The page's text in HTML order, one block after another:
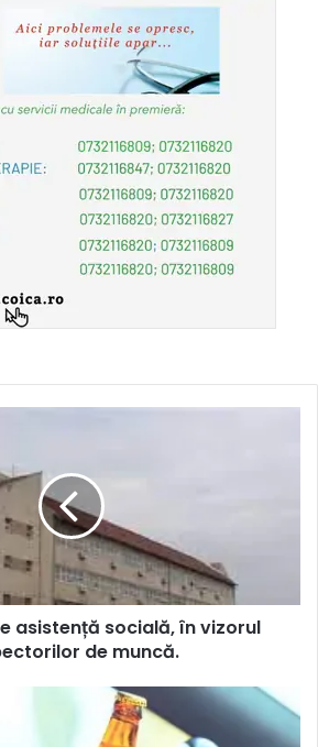
asistență socială, în vizorul
de muncă.